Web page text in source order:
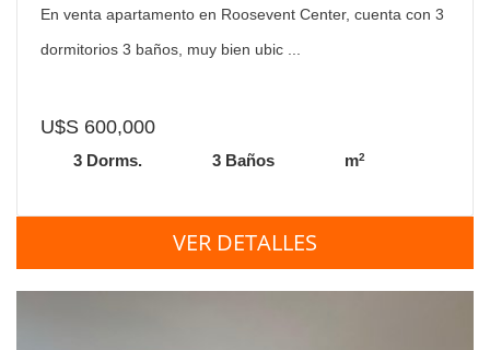
En venta apartamento en Roosevent Center, cuenta con 3
dormitorios 3 baños, muy bien ubic ...
U$S 600,000
3 Dorms. 3 Baños m2
VER DETALLES